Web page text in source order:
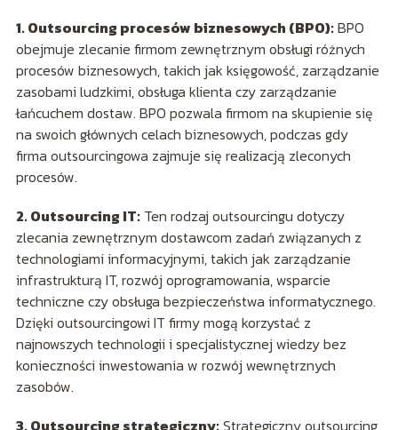
1. Outsourcing procesów biznesowych (BPO):BPO
obejmuje zlecanie firmom zewnętrznym obsługi różnych
procesów biznesowych, takich jak księgowość, zarządzanie
zasobami ludzkimi, obsługa klienta czy zarządzanie
łańcuchem dostaw. BPO pozwala firmom na skupienie się
na swoich głównych celach biznesowych, podczas gdy
firma outsourcingowa zajmuje się realizacją zleconych
procesów.
2. Outsourcing IT:Ten rodzaj outsourcingu dotyczy
zlecania zewnętrznym dostawcom zadań związanych z
technologiami informacyjnymi, takich jak zarządzanie
infrastrukturą IT, rozwój oprogramowania, wsparcie
techniczne czy obsługa bezpieczeństwa informatycznego.
Dzięki outsourcingowi IT firmy mogą korzystać z
najnowszych technologii i specjalistycznej wiedzy bez
konieczności inwestowania w rozwój wewnętrznych
zasobów.
3. Outsourcing strategiczny:Strategiczny outsourcing